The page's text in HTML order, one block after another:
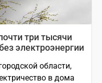
три тысячи
электроэнергии
области,
в дома